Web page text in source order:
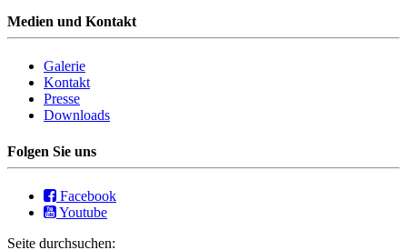
Medien und Kontakt
Galerie
Kontakt
Presse
Downloads
Folgen Sie uns
Facebook
Youtube
Seite durchsuchen: